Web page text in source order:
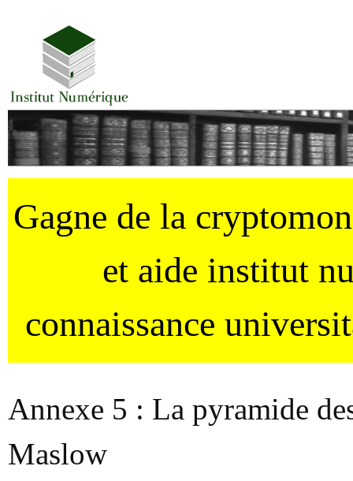
Gagne de la
et aide institut
connaissance
Annexe 5 : La pyramide
Maslow